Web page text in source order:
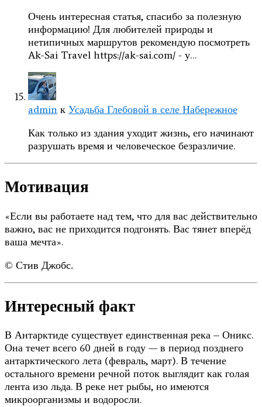
Очень интересная статья, спасибо за полезную
информацию! Для любителей природы и
нетипичных маршрутов рекомендую посмотреть
Ak-Sai Travel https://ak-sai.com/ - у…
admin к Усадьба Глебовой в селе Набережное
Как только из здания уходит жизнь, его начинают
разрушать время и человеческое безразличие.
Мотивация
«Если вы работаете над тем, что для вас действительно
важно, вас не приходится подгонять. Вас тянет вперёд
ваша мечта».
© Стив Джобс.
Интересный факт
В Антарктиде существует единственная река – Оникс.
Она течет всего 60 дней в году — в период позднего
антарктического лета (февраль, март). В течение
остального времени речной поток выглядит как голая
лента изо льда. В реке нет рыбы, но имеются
микроорганизмы и водоросли.